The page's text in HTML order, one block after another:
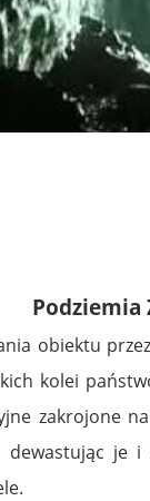
Podziemia
obiektu
kolei
zakrojone